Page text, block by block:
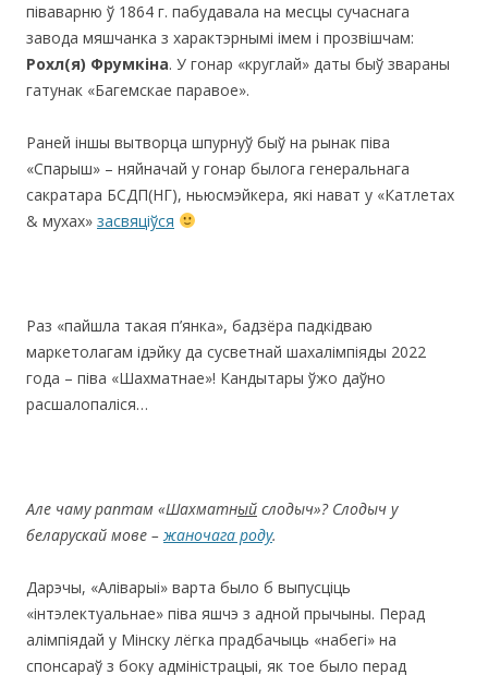
піваварню ў 1864 г. пабудавала на месцы сучаснага
завода мяшчанка з характэрнымі імем і прозвішчам:
Рохл(я) Фрумкіна. У гонар «круглай» даты быў звараны
гатунак «Багемскае паравое».
Раней іншы вытворца шпурнуў быў на рынак піва
«Спарыш» – няйначай у гонар былога генеральнага
сакратара БСДП(НГ), ньюсмэйкера, які нават у «Катлетах
& мухах» засвяціўся
Раз «пайшла такая п’янка», бадзёра падкідваю
маркетолагам ідэйку да сусветнай шахалімпіяды 2022
года – піва «Шахматнае»! Кандытары ўжо даўно
расшалопаліся…
Але чаму раптам «Шахматный слодыч»? Слодыч у
беларускай мове –жаночага роду.
Дарэчы, «Аліварыі» варта было б выпусціць
«інтэлектуальнае» піва яшчэ з адной прычыны. Перад
алімпіядай у Мінску лёгка прадбачыць «набегі» на
спонсараў з боку адміністрацыі, як тое было перад